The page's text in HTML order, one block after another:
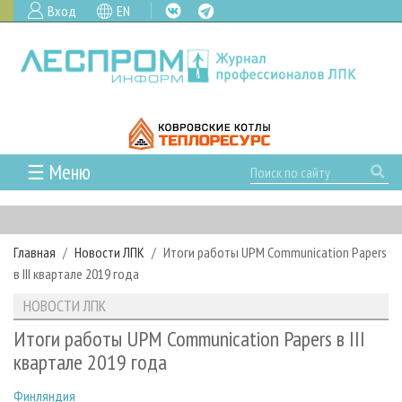
Вход EN
☰ Меню
ГЛАВНАЯ
РУБРИКИ И ТЕМЫ
РУБРИКИ ЖУРНАЛА
ЛЕСОЗАГОТОВКА
ЛЕСОПИЛЕНИЕ
НОВОСТИ
НОВОСТИ ЛПК
НОВОСТИ ЖУРНАЛА
ПРОЕКТЫ ЛПИ
АНАЛИТИКА
ПРЕДПРИЯТИЯ ЛПК
АРХИВ ЖУРНАЛОВ
О ЖУРНАЛЕ
РЕКЛАМОДАТЕЛЯМ
Главная Новости ЛПК
Итоги работы UPM Communication Papers
в III квартале 2019 года
НОВОСТИ ЛПК
Итоги работы UPM Communication Papers в III
квартале 2019 года
Финляндия